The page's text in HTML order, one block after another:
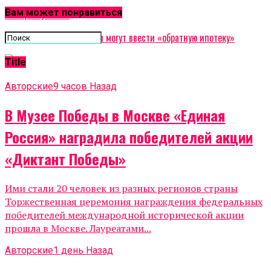
Не пропустите
В Российской Федерации могут ввести «обратную ипотеку»
Вам может понравиться
Title
Авторские9 часов Назад
В Музее Победы в Москве «Единая
Россия» наградила победителей акции
«Диктант Победы»
Ими стали 20 человек из разных регионов страны
Торжественная церемония награждения федеральных
победителей международной исторической акции
прошла в Москве. Лауреатами...
Авторские1 день Назад